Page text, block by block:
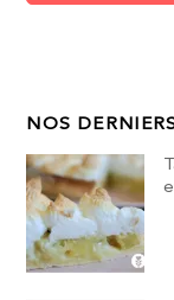
NOS